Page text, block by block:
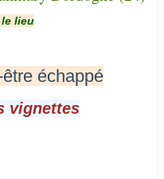
lieu
échappé
vignettes